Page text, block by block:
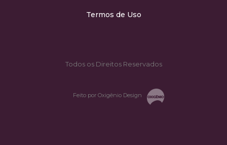
Termos de Uso
Todos os Direitos Reservados
Feito por Oxigênio Design